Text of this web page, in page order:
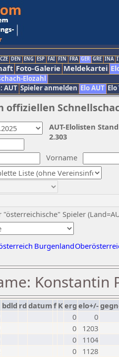
CZE DEN ENG ESP FAI FIN FRA GER GRE INA
Foto-Galerie Meldekartei
Elozahl
AUT Spieler anmelden Elo AUT
Vorname
"österreichische" Spieler
Burgenland
AUT-Elolisten
2.303
Konstantin
bdld rd datumf Kerg elo+/-
0
0
0
1203
0
1104
0
1128